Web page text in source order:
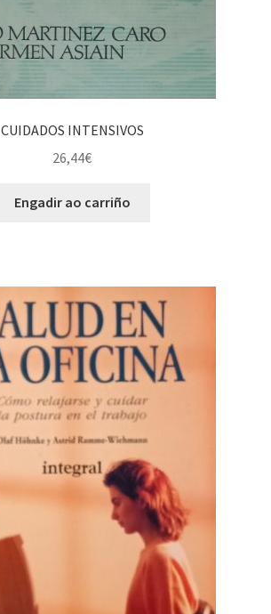
CUIDADOS INTENSIVOS
26,44€
Engadir ao carriño